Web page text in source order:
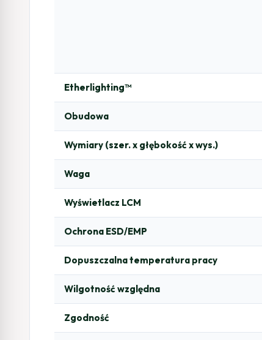
Etherlighting™
Obudowa
Wymiary (szer. x głębokość x wys.)
Waga
Wyświetlacz LCM
Ochrona ESD/EMP
Dopuszczalna temperatura pracy
Wilgotność względna
Zgodność